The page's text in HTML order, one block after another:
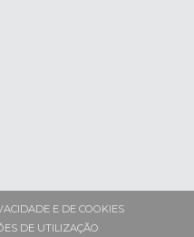
E DE COOKIES
DE UTILIZAÇÃO